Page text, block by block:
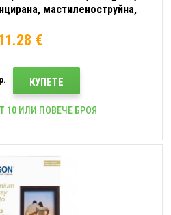
мастиленоструйна,
€
КУПЕТЕ
10 ИЛИ ПОВЕЧЕ БРОЯ